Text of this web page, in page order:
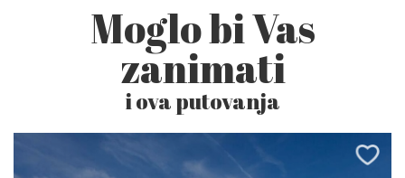
Moglo bi Vas
zanimati
i ova putovanja